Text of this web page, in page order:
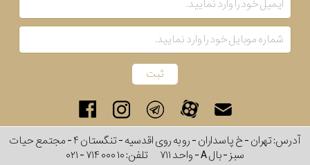
آدرس: تهران - خ پاسداران - رو به روی اقدسیه - تنگستان ۴ - مجتمع حیات
سبز - بال A - واحد ۷۱۱
تلفن:۰۲۱ - ۷۱۴ ۰۰۰ ۱۰